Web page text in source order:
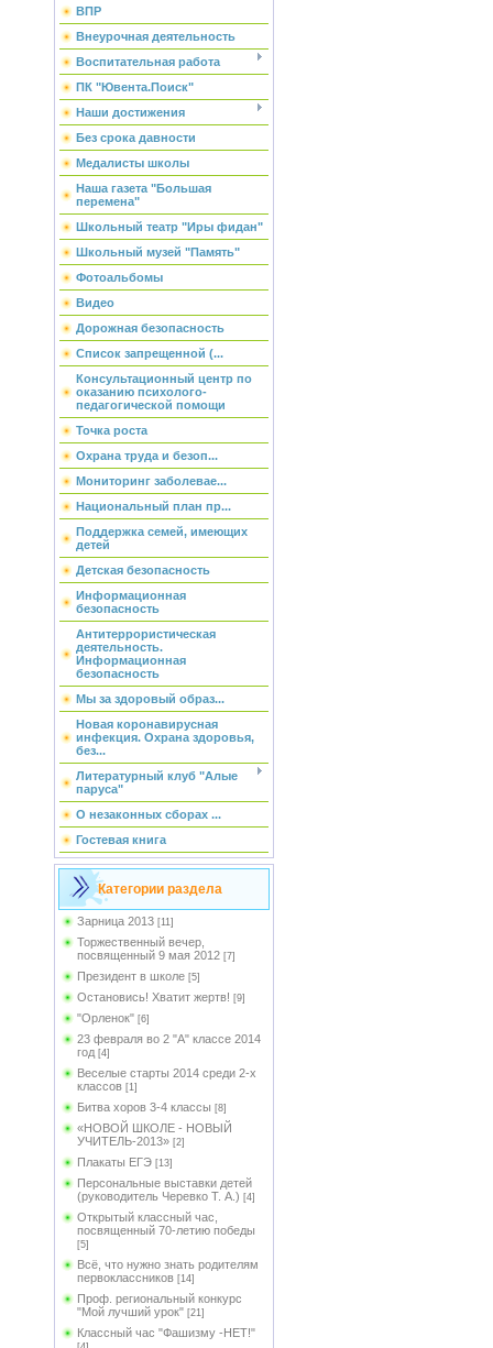
ВПР
Внеурочная деятельность
Воспитательная работа
ПК "Ювента.Поиск"
Наши достижения
Без срока давности
Медалисты школы
Наша газета "Большая
перемена"
Школьный театр "Иры фидан"
Школьный музей "Память"
Фотоальбомы
Видео
Дорожная безопасность
Список запрещенной (...
Консультационный центр по
оказанию психолого-
педагогической помощи
Точка роста
Охрана труда и безоп...
Мониторинг заболевае...
Национальный план пр...
Поддержка семей, имеющих
детей
Детская безопасность
Информационная
безопасность
Антитеррористическая
деятельность.
Информационная
безопасность
Мы за здоровый образ...
Новая коронавирусная
инфекция. Охрана здоровья,
без...
Литературный клуб "Алые
паруса"
О незаконных сборах ...
Гостевая книга
Категории раздела
Зарница 2013 [11]
Торжественный вечер,
посвященный 9 мая 2012 [7]
Президент в школе [5]
Остановись! Хватит жертв! [9]
"Орленок" [6]
23 февраля во 2 "А" классе 2014
год [4]
Веселые старты 2014 среди 2-х
классов [1]
Битва хоров 3-4 классы [8]
«НОВОЙ ШКОЛЕ - НОВЫЙ
УЧИТЕЛЬ-2013» [2]
Плакаты ЕГЭ [13]
Персональные выставки детей
(руководитель Черевко Т. А.) [4]
Открытый классный час,
посвященный 70-летию победы
[5]
Всё, что нужно знать родителям
первоклассников [14]
Проф. региональный конкурс
"Мой лучший урок" [21]
Классный час "Фашизму -НЕТ!"